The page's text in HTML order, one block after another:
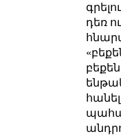
դեռ